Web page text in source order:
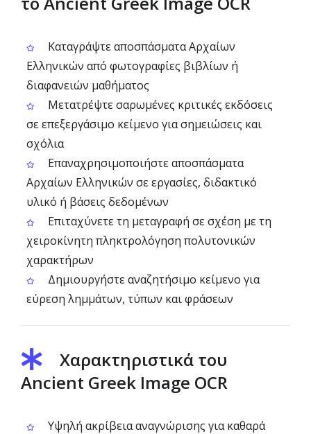
Καταγράψτε αποσπάσματα Αρχαίων
Ελληνικών από φωτογραφίες βιβλίων ή
διαφανειών μαθήματος
Μετατρέψτε σαρωμένες κριτικές εκδόσεις
σε επεξεργάσιμο κείμενο για σημειώσεις και
σχόλια
Επαναχρησιμοποιήστε αποσπάσματα
Αρχαίων Ελληνικών σε εργασίες, διδακτικό
υλικό ή βάσεις δεδομένων
Επιταχύνετε τη μεταγραφή σε σχέση με τη
χειροκίνητη πληκτρολόγηση πολυτονικών
χαρακτήρων
Δημιουργήστε αναζητήσιμο κείμενο για
εύρεση λημμάτων, τύπων και φράσεων
Χαρακτηριστικά του
Ancient Greek Image OCR
Υψηλή ακρίβεια αναγνώρισης για καθαρά